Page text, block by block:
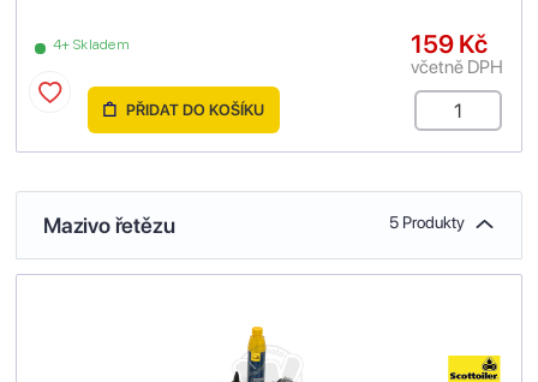
4+ Skladem 159 Kč
včetně DPH
PŘIDAT DO KOŠÍKU
Mazivo řetězu 5 Produkty